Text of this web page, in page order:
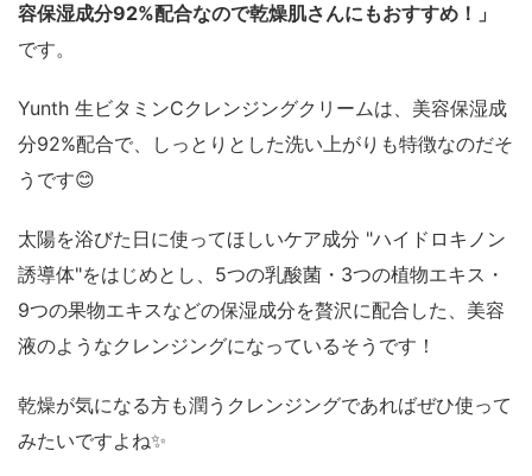
容保湿成分92%配合なので乾燥肌さんにもおすすめ！」
です。
Yunth 生ビタミンCクレンジングクリームは、美容保湿成
分92%配合で、しっとりとした洗い上がりも特徴なのだそ
うです😊
太陽を浴びた日に使ってほしいケア成分 "ハイドロキノン
誘導体"をはじめとし、5つの乳酸菌・3つの植物エキス・
9つの果物エキスなどの保湿成分を贅沢に配合した、美容
液のようなクレンジングになっているそうです！
乾燥が気になる方も潤うクレンジングであればぜひ使って
みたいですよね✨